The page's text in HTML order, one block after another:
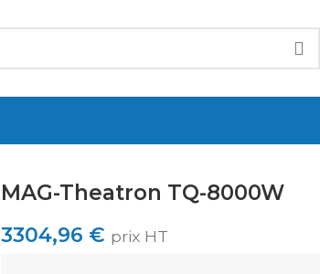
MAG-Theatron TQ-8000W
3304,96 € prix HT